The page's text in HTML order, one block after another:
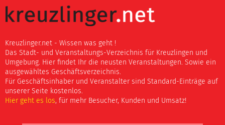
Kreuzlinger.net - Wissen was geht !
Das Stadt- und Veranstaltungs-Verzeichnis für Kreuzlingen und
Umgebung. Hier findet Ihr die neusten Veranstaltungen. Sowie ein
ausgewähltes Geschäftsverzeichnis.
Für Geschäftsinhaber und Veranstalter sind Standard-Einträge auf
unserer Seite kostenlos.
Hier geht es los, für mehr Besucher, Kunden und Umsatz!